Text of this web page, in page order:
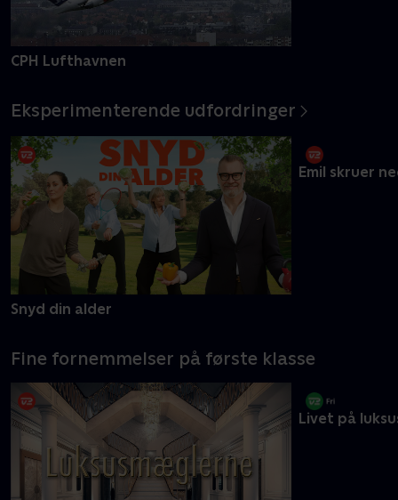
CPH Lufthavnen Billund
Eksperimenterende udfordringer
Fine fornemmelser på første klasse